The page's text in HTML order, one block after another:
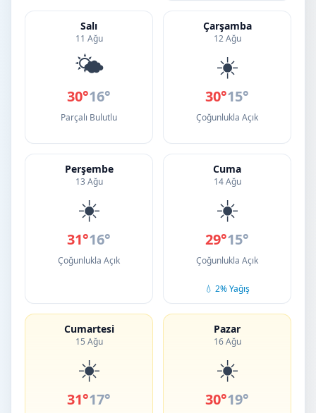
Salı
11 Ağu
🌤️
30°16°
Parçalı Bulutlu
Çarşamba
12 Ağu
☀️
30°15°
Çoğunlukla Açık
Perşembe
13 Ağu
☀️
31°16°
Çoğunlukla Açık
Cuma
14 Ağu
☀️
29°15°
Çoğunlukla Açık
💧 2% Yağış
Cumartesi
15 Ağu
☀️
31°17°
Pazar
16 Ağu
☀️
30°19°